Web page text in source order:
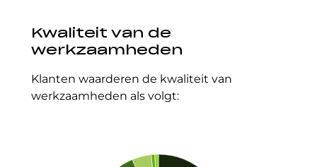
Kwaliteit van de
werkzaamheden
Klanten waarderen de kwaliteit van
werkzaamheden als volgt: